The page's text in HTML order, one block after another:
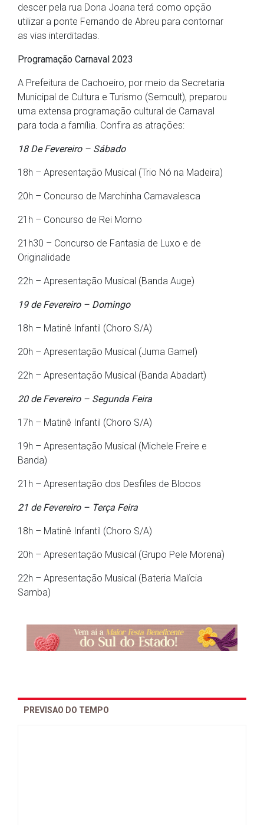
descer pela rua Dona Joana terá como opção
utilizar a ponte Fernando de Abreu para contornar
as vias interditadas.
Programação Carnaval 2023
A Prefeitura de Cachoeiro, por meio da Secretaria
Municipal de Cultura e Turismo (Semcult), preparou
uma extensa programação cultural de Carnaval
para toda a família. Confira as atrações:
18 De Fevereiro – Sábado
18h – Apresentação Musical (Trio Nó na Madeira)
20h – Concurso de Marchinha Carnavalesca
21h – Concurso de Rei Momo
21h30 – Concurso de Fantasia de Luxo e de
Originalidade
22h – Apresentação Musical (Banda Auge)
19 de Fevereiro – Domingo
18h – Matinê Infantil (Choro S/A)
20h – Apresentação Musical (Juma Gamel)
22h – Apresentação Musical (Banda Abadart)
20 de Fevereiro – Segunda Feira
17h – Matinê Infantil (Choro S/A)
19h – Apresentação Musical (Michele Freire e
Banda)
21h – Apresentação dos Desfiles de Blocos
21 de Fevereiro – Terça Feira
18h – Matinê Infantil (Choro S/A)
20h – Apresentação Musical (Grupo Pele Morena)
22h – Apresentação Musical (Bateria Malícia
Samba)
PREVISAO DO TEMPO